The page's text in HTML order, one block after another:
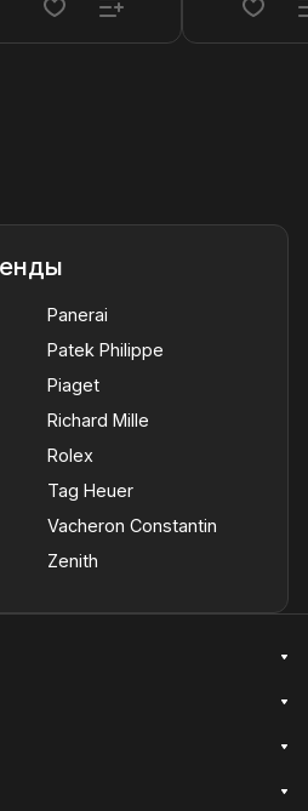
Panerai
Patek Philippe
Piaget
Richard Mille
Rolex
Tag Heuer
Vacheron Constantin
Zenith